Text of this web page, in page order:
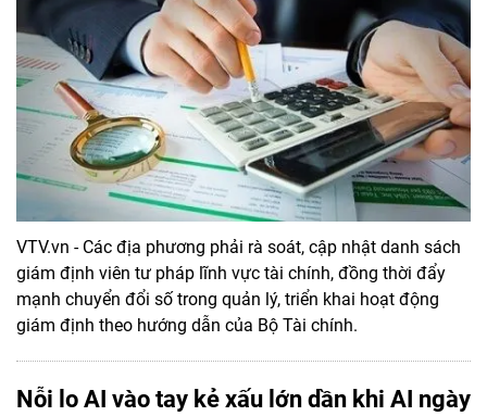
VTV.vn - Các địa phương phải rà soát, cập nhật danh sách
giám định viên tư pháp lĩnh vực tài chính, đồng thời đẩy
mạnh chuyển đổi số trong quản lý, triển khai hoạt động
giám định theo hướng dẫn của Bộ Tài chính.
Nỗi lo AI vào tay kẻ xấu lớn dần khi AI ngày